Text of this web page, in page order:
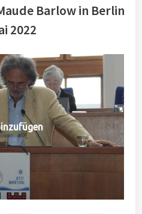
Barlow in Berlin
2022